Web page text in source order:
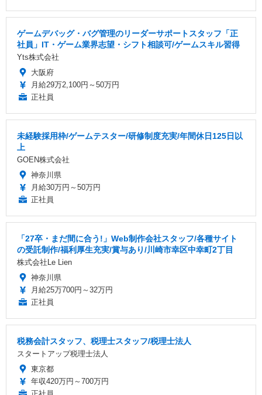
ゲームデバッグ・バグ管理のリーダーサポートスタッフ「正
社員」IT・ゲーム業界志望・シフト相談可/ゲームスキル習得
Yts株式会社
大阪府
月給29万2,100円～50万円
正社員
未経験採用枠/ゲームテスター/研修制度充実/年間休日125日以
上
GOEN株式会社
神奈川県
月給30万円～50万円
正社員
「27卒・まだ間に合う!」Web制作会社スタッフ/各種サイト
の受託制作/福利厚生充実/賞与あり/川崎市幸区中幸町2丁目
株式会社Le Lien
神奈川県
月給25万700円～32万円
正社員
税務会計スタッフ、税理士スタッフ/税理士法人
スタートアップ税理士法人
東京都
年収420万円～700万円